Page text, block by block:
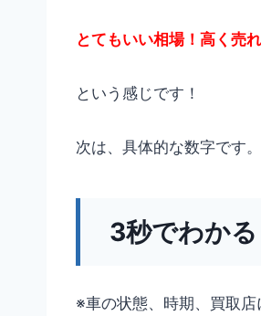
とてもいい相場！高く売れ
という感じです！
次は、具体的な数字です
3秒でわか
※車の状態、時期、買取